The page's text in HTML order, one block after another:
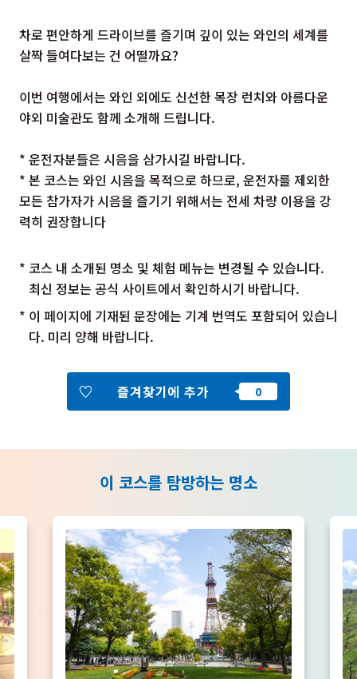
차로 편안하게 드라이브를 즐기며 깊이 있는 와인의 세계를
살짝 들여다보는 건 어떨까요?
이번 여행에서는 와인 외에도 신선한 목장 런치와 아름다운
야외 미술관도 함께 소개해 드립니다.
* 운전자분들은 시음을 삼가시길 바랍니다.
* 본 코스는 와인 시음을 목적으로 하므로, 운전자를 제외한
모든 참가자가 시음을 즐기기 위해서는 전세 차량 이용을 강
력히 권장합니다
* 코스 내 소개된 명소 및 체험 메뉴는 변경될 수 있습니다.
최신 정보는 공식 사이트에서 확인하시기 바랍니다.
* 이 페이지에 기재된 문장에는 기계 번역도 포함되어 있습니
다. 미리 양해 바랍니다.
즐겨찾기에 추가
이 코스를 탐방하는 명소